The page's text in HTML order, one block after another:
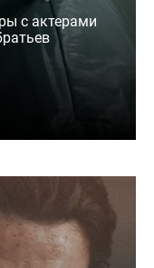
с актерами